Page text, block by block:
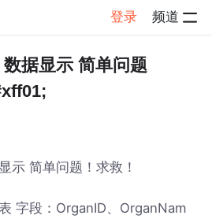
登录 频道
子详情
据显示 简单问题
示 简单问题！求救！
字段：OrganID、OrganNam